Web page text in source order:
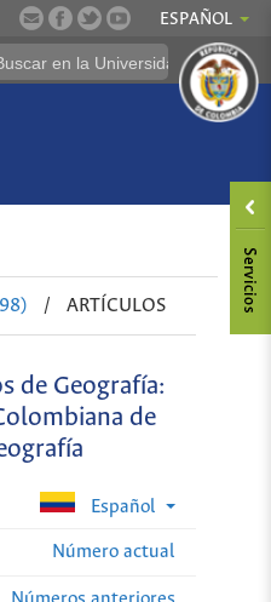
ESPAÑOL
/ ARTÍCULOS
de Geografía:
de
Español
Número actual